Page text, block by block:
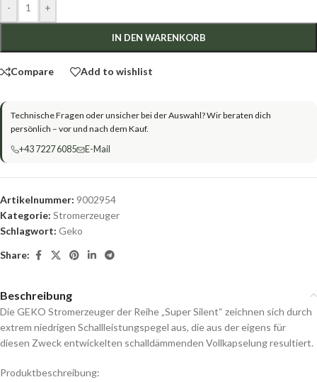
- +
IN DEN WARENKORB
Compare Add to wishlist
Technische Fragen oder unsicher bei der Auswahl? Wir beraten dich
persönlich – vor und nach dem Kauf.
+43 7227 6085 E-Mail
Artikelnummer: 9002954
Kategorie: Stromerzeuger
Schlagwort: Geko
Share:
Beschreibung
Die GEKO Stromerzeuger der Reihe „Super Silent“ zeichnen sich durch
extrem niedrigen Schallleistungspegel aus, die aus der eigens für
diesen Zweck entwickelten schalldämmenden Vollkapselung resultiert.
Produktbeschreibung: